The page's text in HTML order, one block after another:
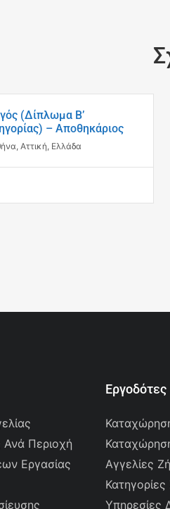
(Δίπλωμα Β’
– Αποθηκάριος
Αττική, Ελλάδα
Ανά Περιοχή
Εργασίας
Εργοδότες
Αγγελίες
Υπηρεσίες